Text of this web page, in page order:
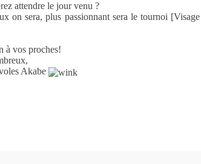
attendre le jour venu ?
on sera, plus passionnant sera le tournoi
à vos proches!
Akabe